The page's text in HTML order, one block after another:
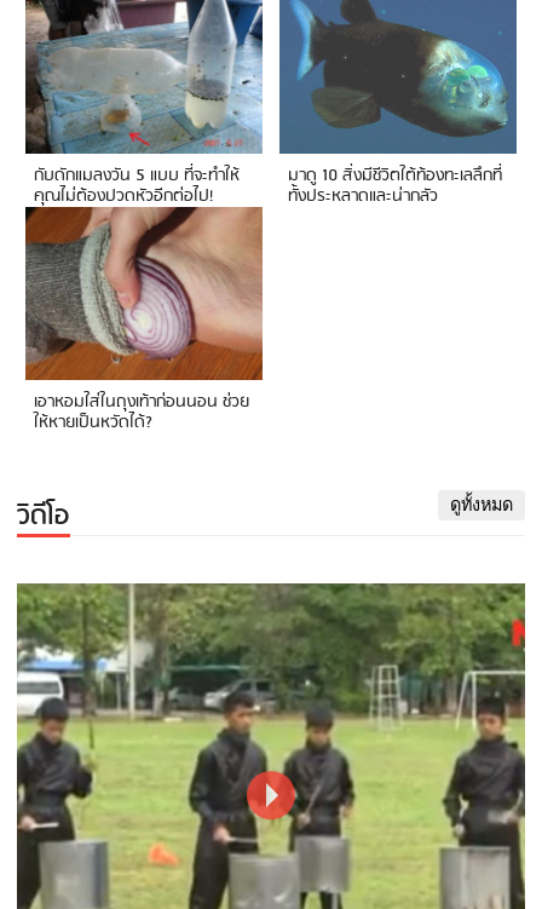
กับดักแมลงวัน 5 แบบ ที่จะทำให้
คุณไม่ต้องปวดหัวอีกต่อไป!
มาดู 10 สิ่งมีชีวิตใต้ท้องทะเลลึกที่
ทั้งประหลาดและน่ากลัว
เอาหอมใส่ในถุงเท้าก่อนนอน ช่วย
ให้หายเป็นหวัดได้?
วิดีโอ ดูทั้งหมด